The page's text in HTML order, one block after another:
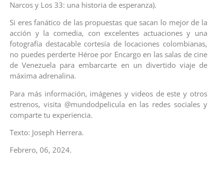
Narcos y Los 33: una historia de esperanza).
Si eres fanático de las propuestas que sacan lo mejor de la
acción y la comedia, con excelentes actuaciones y una
fotografía destacable cortesía de locaciones colombianas,
no puedes perderte Héroe por Encargo en las salas de cine
de Venezuela para embarcarte en un divertido viaje de
máxima adrenalina.
Para más información, imágenes y videos de este y otros
estrenos, visita @mundodpelicula en las redes sociales y
comparte tu experiencia.
Texto: Joseph Herrera.
Febrero, 06, 2024.